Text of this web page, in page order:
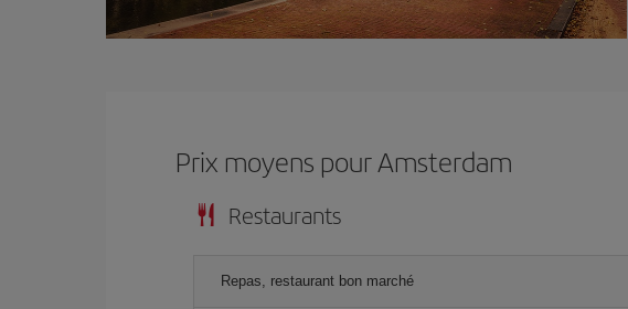
Prix ​​moyens pour Amsterdam
Restaurants
Repas, restaurant bon marché